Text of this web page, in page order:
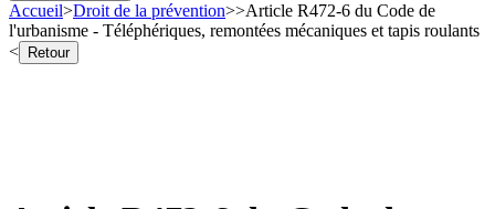
Accueil>Droit de la prévention>>Article R472-6 du Code de
l'urbanisme - Téléphériques, remontées mécaniques et tapis roulants
<
Retour